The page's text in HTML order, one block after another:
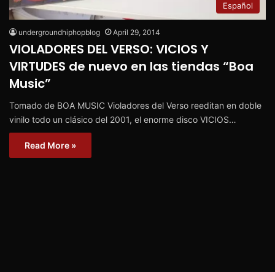
Español
undergroundhiphopblog April 29, 2014
VIOLADORES DEL VERSO: VICIOS Y
VIRTUDES de nuevo en las tiendas “Boa
Music”
Tomado de BOA MUSIC Violadores del Verso reeditan en doble
vinilo todo un clásico del 2001, el enorme disco VICIOS…
Read More »